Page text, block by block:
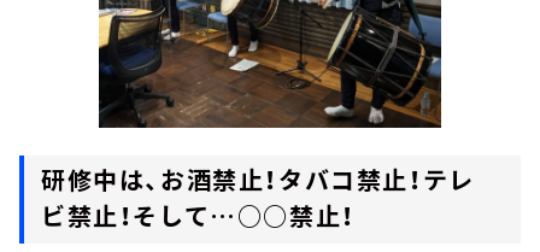
研修中は、お酒禁止！タバコ禁止！テレ
ビ禁止！そして…○○禁止！